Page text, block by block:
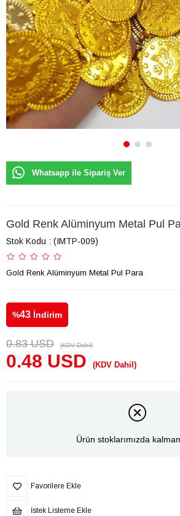
Whatsapp ile Sipariş Ver
Gold Renk Alüminyum Metal Pul
Stok Kodu (IMTP-009)
Gold Renk Alüminyum Metal Pul Para
%43 İndirim
0.83 USD (KDV Dahil)
0.48 USD (KDV Dahil)
Ürün stoklarımızda
Favorilere Ekle
İstek Listeme Ekle